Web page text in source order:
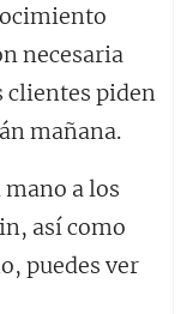
necesaria
clientes piden
mañana.
a los
así como
puedes ver